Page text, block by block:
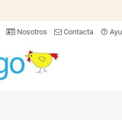
Nosotros Contacta help_outline